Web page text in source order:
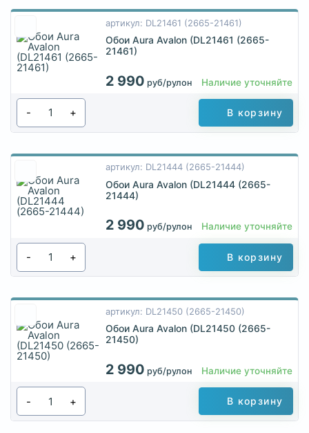
артикул: DL21461 (2665-21461)
Обои Aura Avalon (DL21461 (2665-
21461)
2 990 руб/рулон Наличие уточняйте
- + В корзину
артикул: DL21444 (2665-21444)
Обои Aura Avalon (DL21444 (2665-
21444)
2 990 руб/рулон Наличие уточняйте
- + В корзину
артикул: DL21450 (2665-21450)
Обои Aura Avalon (DL21450 (2665-
21450)
2 990 руб/рулон Наличие уточняйте
- + В корзину